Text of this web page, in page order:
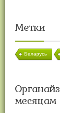
Метки
Беларусь
месяцам